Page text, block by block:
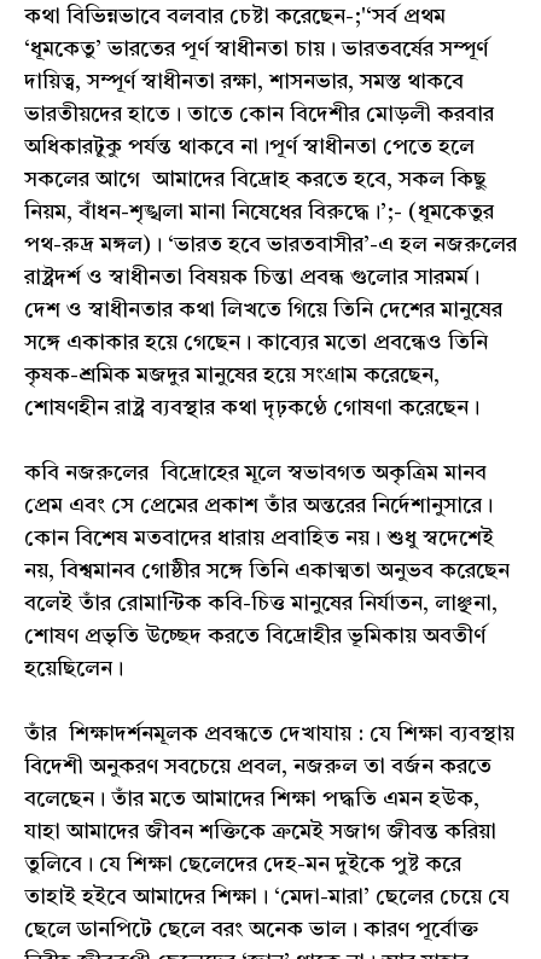
কথা বিভিন্নভাবে বলবার চেষ্টা করেছেন-;'‘সর্ব প্রথম
‘ধূমকেতু’ ভারতের পূর্ণ স্বাধীনতা চায়। ভারতবর্ষের সম্পূর্ণ
দায়িত্ব, সম্পূর্ণ স্বাধীনতা রক্ষা, শাসনভার, সমস্ত থাকবে
ভারতীয়দের হাতে। তাতে কোন বিদেশীর মোড়লী করবার
অধিকারটুকু পর্যন্ত থাকবে না।পূর্ণ স্বাধীনতা পেতে হলে
সকলের আগে আমাদের বিদ্রোহ করতে হবে, সকল কিছু
নিয়ম, বাঁধন-শৃঙ্খলা মানা নিষেধের বিরুদ্ধে।’;- (ধূমকেতুর
পথ-রুদ্র মঙ্গল)। ‘ভারত হবে ভারতবাসীর’-এ হল নজরুলের
রাষ্ট্রদর্শ ও স্বাধীনতা বিষয়ক চিন্তা প্রবন্ধ গুলোর সারমর্ম।
দেশ ও স্বাধীনতার কথা লিখতে গিয়ে তিনি দেশের মানুষের
সঙ্গে একাকার হয়ে গেছেন। কাব্যের মতো প্রবন্ধেও তিনি
কৃষক-শ্রমিক মজদুর মানুষের হয়ে সংগ্রাম করেছেন,
শোষণহীন রাষ্ট্র ব্যবস্থার কথা দৃঢ়কণ্ঠে গোষণা করেছেন।
কবি নজরুলের বিদ্রোহের মূলে স্বভাবগত অকৃত্রিম মানব
প্রেম এবং সে প্রেমের প্রকাশ তাঁর অন্তরের নির্দেশানুসারে।
কোন বিশেষ মতবাদের ধারায় প্রবাহিত নয়। শুধু স্বদেশেই
নয়, বিশ্বমানব গোষ্ঠীর সঙ্গে তিনি একাত্মতা অনুভব করেছেন
বলেই তাঁর রোমান্টিক কবি-চিত্ত মানুষের নির্যাতন, লাঞ্ছনা,
শোষণ প্রভৃতি উচ্ছেদ করতে বিদ্রোহীর ভূমিকায় অবতীর্ণ
হয়েছিলেন।
তাঁর শিক্ষাদর্শনমূলক প্রবন্ধতে দেখাযায় : যে শিক্ষা ব্যবস্থায়
বিদেশী অনুকরণ সবচেয়ে প্রবল, নজরুল তা বর্জন করতে
বলেছেন। তাঁর মতে আমাদের শিক্ষা পদ্ধতি এমন হউক,
যাহা আমাদের জীবন শক্তিকে ক্রমেই সজাগ জীবন্ত করিয়া
তুলিবে। যে শিক্ষা ছেলেদের দেহ-মন দুইকে পুষ্ট করে
তাহাই হইবে আমাদের শিক্ষা। ‘মেদা-মারা’ ছেলের চেয়ে যে
ছেলে ডানপিটে ছেলে বরং অনেক ভাল। কারণ পূর্বোক্ত